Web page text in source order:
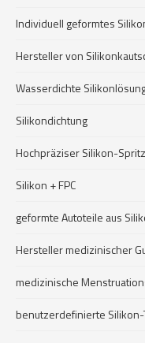
Individuell geformtes
Hersteller von
Wasserdichte
Silikondichtung
Hochpräziser Silikon-
Silikon + FPC
geformte Autoteile aus
Hersteller medizinischer
medizinische
benutzerdefinierte